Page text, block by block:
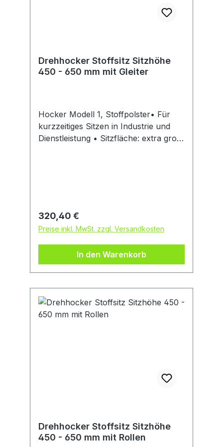
Drehhocker Stoffsitz Sitzhöhe
450 - 650 mm mit Gleiter
Hocker Modell 1, Stoffpolster• Für
kurzzeitiges Sitzen in Industrie und
Dienstleistung • Sitzfläche: extra groß,
Schutz des Polsters • Fugenarm und
einfach zu reinigen und zu
desinfizieren • Optionale Flexstütze,
höhenverstellbar • Mit Bodengleitern
Sitzoberfläche • Stoffpolster:
atmungsaktiv, bequem und
GmbH & Co. KG, Bruehlstr. 21, 72469
Messstetten-Tieringe, DE,
+4974368710, info@interstuhl.de
Regulärer Preis:
320,40 €
Preise inkl. MwSt. zzgl. Versandkosten
In den Warenkorb
Drehhocker Stoffsitz Sitzhöhe
450 - 650 mm mit Rollen